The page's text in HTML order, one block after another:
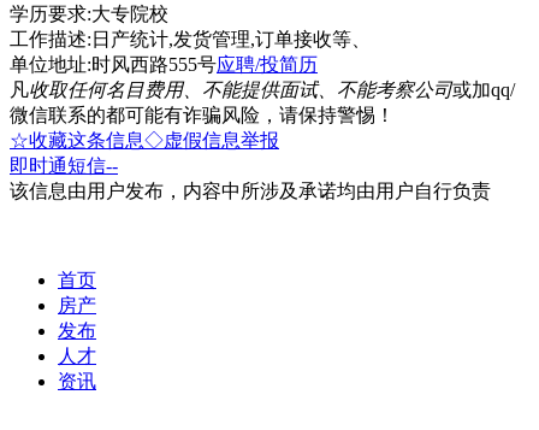
学历要求:大专院校
工作描述:日产统计,发货管理,订单接收等、
单位地址:时风西路555号应聘/投简历
凡收取任何名目费用、不能提供面试、不能考察公司或加qq/
微信联系的都可能有诈骗风险，请保持警惕！
☆收藏这条信息◇虚假信息举报
即时通短信--
该信息由用户发布，内容中所涉及承诺均由用户自行负责
首页
房产
发布
人才
资讯